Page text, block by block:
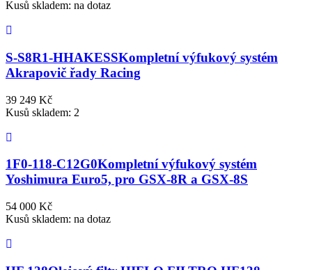
Kusů skladem: na dotaz
S-S8R1-HHAKESSKompletní výfukový systém
Akrapovič řady Racing
39 249 Kč
Kusů skladem: 2
1F0-118-C12G0Kompletní výfukový systém
Yoshimura Euro5, pro GSX-8R a GSX-8S
54 000 Kč
Kusů skladem: na dotaz